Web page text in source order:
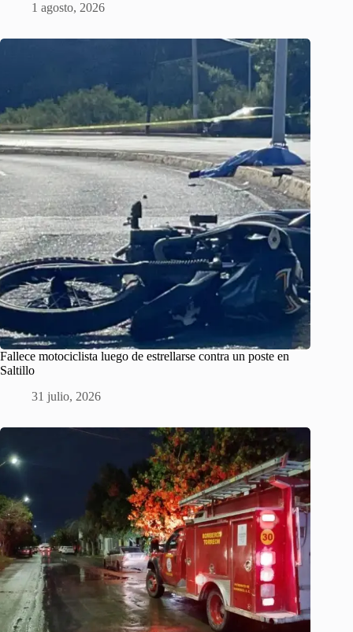
1 agosto, 2026
Fallece motociclista luego de estrellarse contra un poste en
Saltillo
31 julio, 2026